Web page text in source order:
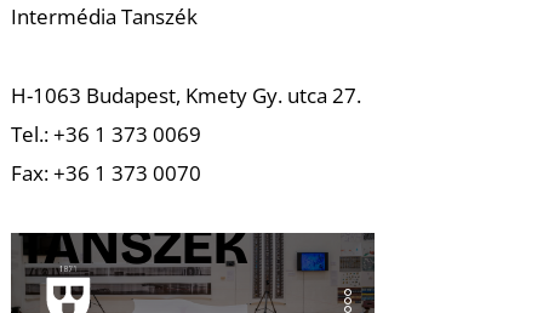
Intermédia Tanszék
H-1063 Budapest, Kmety Gy. utca 27.
Tel.: +36 1 373 0069
Fax: +36 1 373 0070